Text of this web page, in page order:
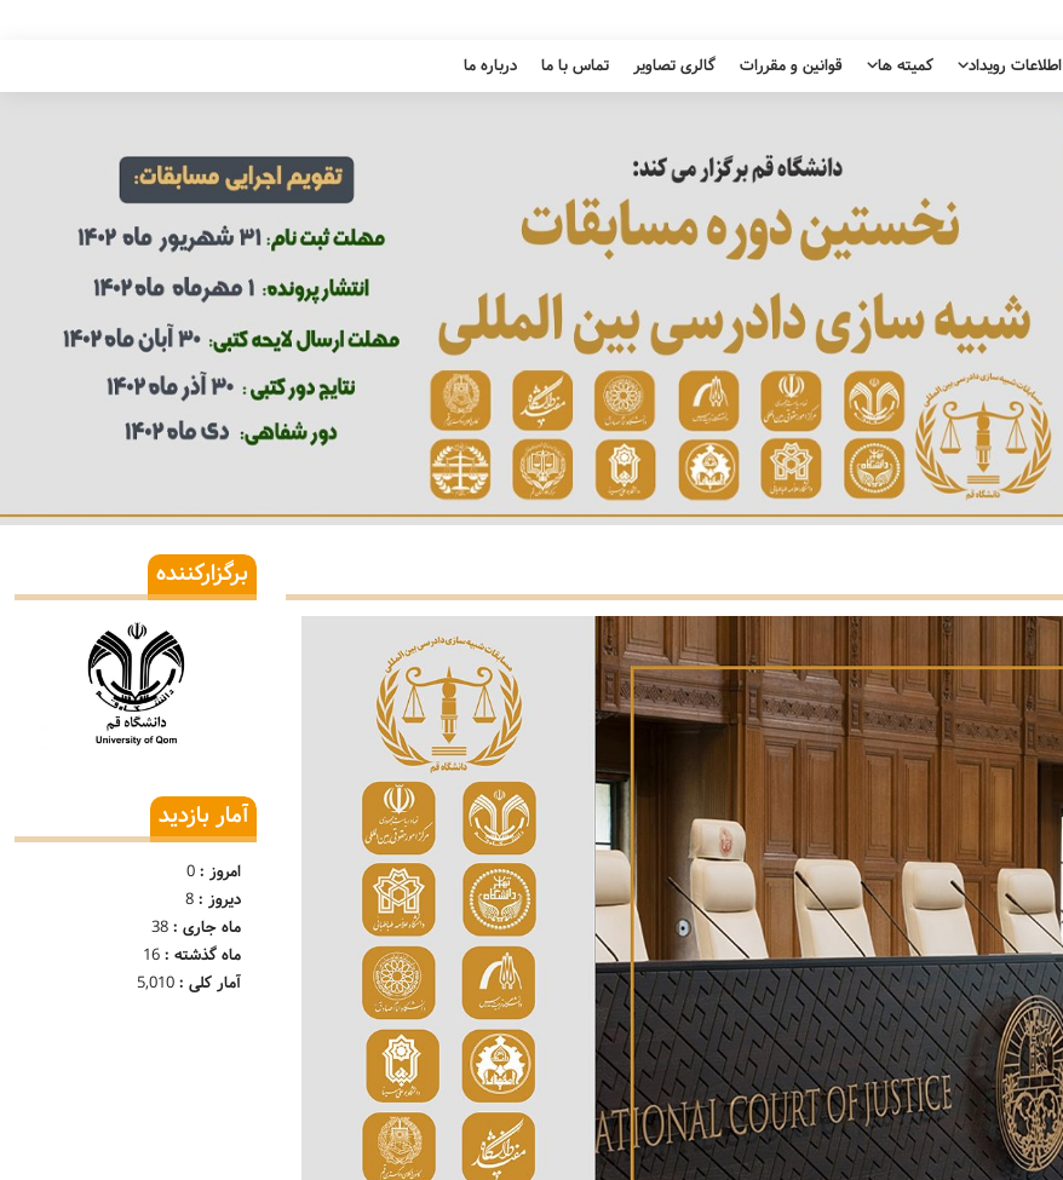
اطلاعات رویداد کمیته ها قوانین و مقررات گالری تصاویر تماس با ما درباره ما
برگزارکننده
آمار بازدید
امروز : 0
دیروز : 8
ماه جاری : 38
ماه گذشته : 16
آمار کلی : 5,010